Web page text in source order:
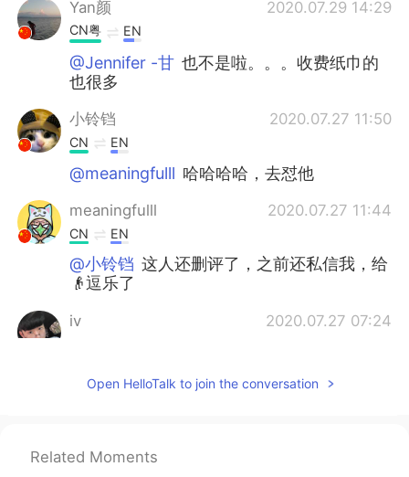
Yan颜 2020.07.29 14:29
CN粤 EN
@Jennifer -甘 也不是啦。。。收费纸巾的
也很多
小铃铛 2020.07.27 11:50
CN EN
@meaningfulll 哈哈哈哈，去怼他
meaningfulll 2020.07.27 11:44
CN EN
@小铃铛 这人还删评了，之前还私信我，给
👴逗乐了
iv 2020.07.27 07:24
仅
是提供，而是给你十张，用完还剩
下二十张的那种，就是很多的意思。
Open HelloTalk to join the conversation
Related Moments